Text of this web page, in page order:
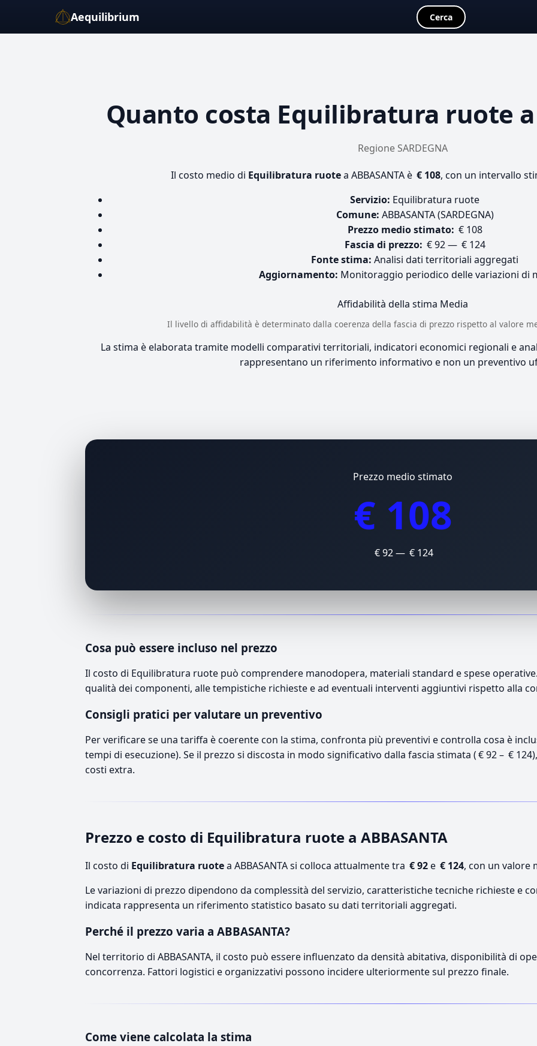
Aequilibrium Cerca
Quanto costa Equilibratura ruote
Regione SARDEGNA
Il costo medio di Equilibratura ruotea ABBASANTA è € 108, con un intervallo
Servizio: Equilibratura ruote
Comune: ABBASANTA (SARDEGNA)
Prezzo medio stimato: € 108
Fascia di prezzo: € 92 — € 124
Fonte stima: Analisi dati territoriali aggregati
Aggiornamento: Monitoraggio periodico delle variazioni di
Affidabilità della stima Media
Il livello di affidabilità è determinato dalla coerenza della fascia di prezzo rispetto al valore
La stima è elaborata tramite modelli comparativi territoriali, indicatori economici regionali e
rappresentano un riferimento informativo e non un preventivo
Prezzo medio stimato
€ 108
€ 92 — € 124
Cosa può essere incluso nel prezzo
Il costo di Equilibratura ruote può comprendere manodopera, materiali standard e spese
qualità dei componenti, alle tempistiche richieste e ad eventuali interventi aggiuntivi rispetto alla
Consigli pratici per valutare un preventivo
Per verificare se una tariffa è coerente con la stima, confronta più preventivi e controlla cosa è
tempi di esecuzione). Se il prezzo si discosta in modo significativo dalla fascia stimata ( € 92 – €
costi extra.
Prezzo e costo di Equilibratura ruote a ABBASANTA
Il costo di Equilibratura ruotea ABBASANTA si colloca attualmente tra € 92e € 124, con un valore
Le variazioni di prezzo dipendono da complessità del servizio, caratteristiche tecniche richieste e
indicata rappresenta un riferimento statistico basato su dati territoriali aggregati.
Perché il prezzo varia a ABBASANTA?
Nel territorio di ABBASANTA, il costo può essere influenzato da densità abitativa, disponibilità di
concorrenza. Fattori logistici e organizzativi possono incidere ulteriormente sul prezzo finale.
Come viene calcolata la stima